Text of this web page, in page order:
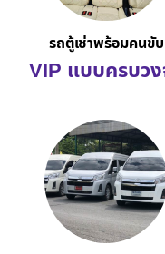
รถตู้เช่าพร้อมคนขับ
VIP แบบครบว